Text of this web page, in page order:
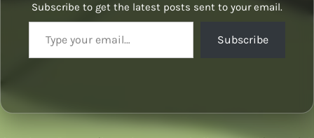
Subscribe to get the latest posts sent to your email.
Type your email…
Subscribe